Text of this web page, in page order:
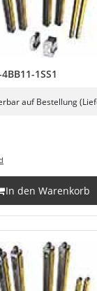
1SS1
auf Bestellung
In den Warenkorb